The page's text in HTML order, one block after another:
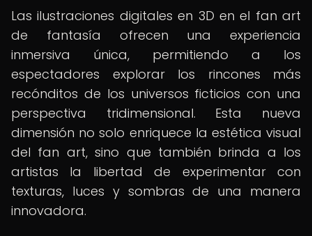
Las ilustraciones digitales en 3D en el fan art
de fantasía ofrecen una experiencia
inmersiva única, permitiendo a los
espectadores explorar los rincones más
recónditos de los universos ficticios con una
perspectiva tridimensional. Esta nueva
dimensión no solo enriquece la estética visual
del fan art, sino que también brinda a los
artistas la libertad de experimentar con
texturas, luces y sombras de una manera
innovadora.